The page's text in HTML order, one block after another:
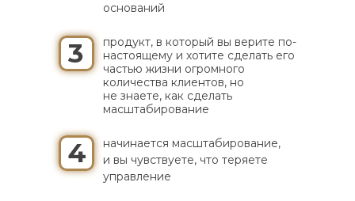
оснований
продукт, в который вы верите по-
настоящему и хотите сделать его
частью жизни огромного
количества клиентов, но
не знаете, как сделать
масштабирование
3
начинается масштабирование,
и вы чувствуете, что теряете
управление
4